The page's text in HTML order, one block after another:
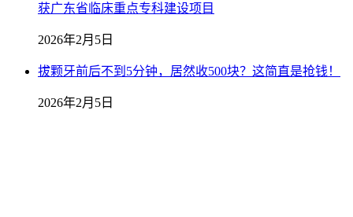
获广东省临床重点专科建设项目
2026年2月5日
拔颗牙前后不到5分钟，居然收500块？这简直是抢钱！
2026年2月5日